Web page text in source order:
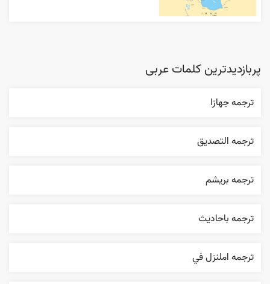
پربازدیدترین کلمات عربی
ترجمه جهازا
ترجمه التصديق
ترجمه بریشم
ترجمه باحاديث
ترجمه املنزل في